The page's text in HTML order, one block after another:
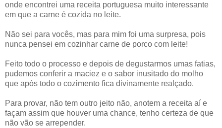
onde encontrei uma receita portuguesa muito interessante
em que a carne é cozida no leite.
Não sei para vocês, mas para mim foi uma surpresa, pois
nunca pensei em cozinhar carne de porco com leite!
Feito todo o processo e depois de degustarmos umas fatias,
pudemos conferir a maciez e o sabor inusitado do molho
que após todo o cozimento fica divinamente realçado.
Para provar, não tem outro jeito não, anotem a receita aí e
façam assim que houver uma chance, tenho certeza de que
não vão se arrepender.